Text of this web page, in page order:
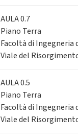
AULA 0.7
Piano Terra
Facoltà di
Viale del
AULA 0.5
Piano Terra
Facoltà di
Viale del